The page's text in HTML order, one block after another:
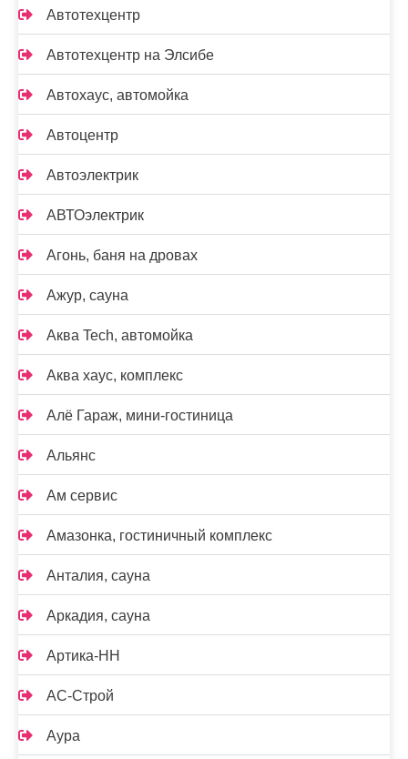
Автотехцентр
Автотехцентр на Элсибе
Автохаус, автомойка
Автоцентр
Автоэлектрик
АВТОэлектрик
Агонь, баня на дровах
Ажур, сауна
Аква Tech, автомойка
Аква хаус, комплекс
Алё Гараж, мини-гостиница
Альянс
Ам сервис
Амазонка, гостиничный комплекс
Анталия, сауна
Аркадия, сауна
Артика-НН
АС-Строй
Аура